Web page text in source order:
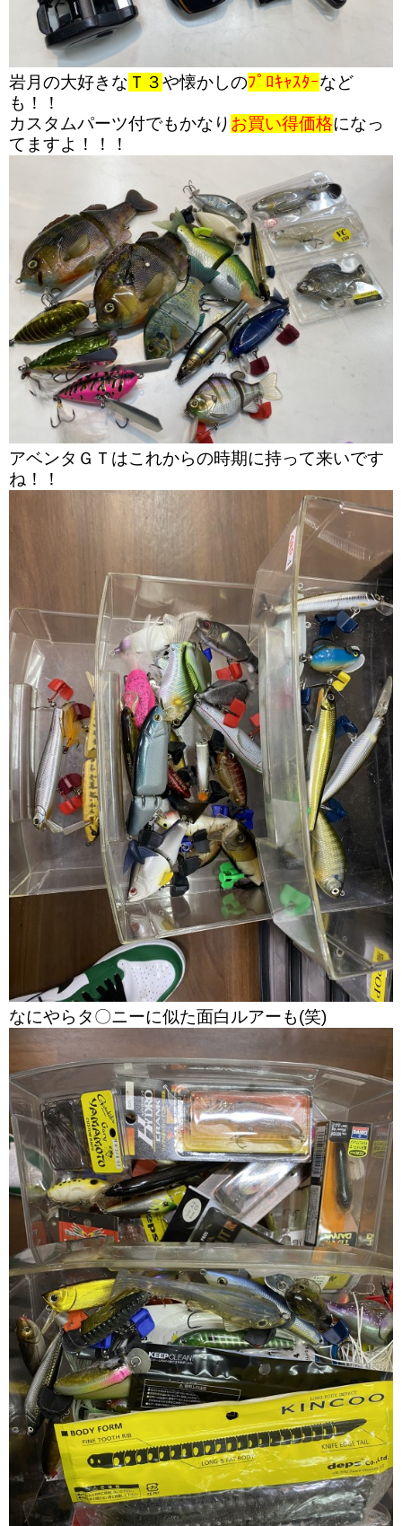
岩月の大好きな Ｔ３や懐かしのﾌﾟﾛｷｬｽﾀｰなど
も！！
カスタムパーツ付でもかなり お買い得価格になっ
てますよ！！！
アベンタＧＴはこれからの時期に持って来いです
ね！！
なにやらタ〇ニーに似た面白ルアーも(笑)